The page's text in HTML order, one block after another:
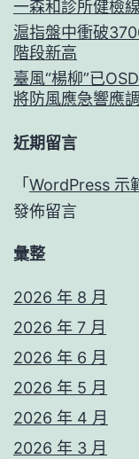
一森和診所健檢線
滬指盤中衝破
階段新高
臺風“楊柳”已
將防風應急響應
近期留言
「 WordPress 示
發佈留言
彙整
2026 年 8 月
2026 年 7 月
2026 年 6 月
2026 年 5 月
2026 年 4 月
2026 年 3 月